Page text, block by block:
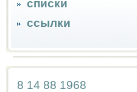
списки
ссылки
8 14 88 1968